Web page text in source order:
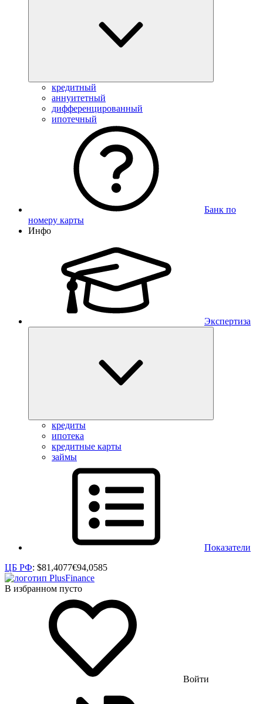
кредитный
аннуитетный
дифференцированный
ипотечный
Банк по
номеру карты
Инфо
Экспертиза
кредиты
ипотека
кредитные карты
займы
Показатели
ЦБ РФ: $81,4077€94,0585
В избранном пусто
Войти